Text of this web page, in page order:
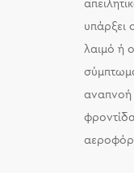
υπάρξει
λαιμό ή
αναπνοή